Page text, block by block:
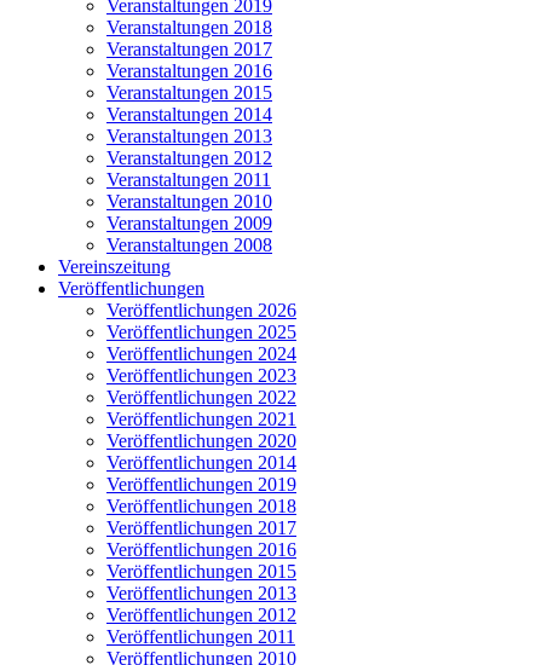
Veranstaltungen 2019
Veranstaltungen 2018
Veranstaltungen 2017
Veranstaltungen 2016
Veranstaltungen 2015
Veranstaltungen 2014
Veranstaltungen 2013
Veranstaltungen 2012
Veranstaltungen 2011
Veranstaltungen 2010
Veranstaltungen 2009
Veranstaltungen 2008
Vereinszeitung
Veröffentlichungen
Veröffentlichungen 2026
Veröffentlichungen 2025
Veröffentlichungen 2024
Veröffentlichungen 2023
Veröffentlichungen 2022
Veröffentlichungen 2021
Veröffentlichungen 2020
Veröffentlichungen 2014
Veröffentlichungen 2019
Veröffentlichungen 2018
Veröffentlichungen 2017
Veröffentlichungen 2016
Veröffentlichungen 2015
Veröffentlichungen 2013
Veröffentlichungen 2012
Veröffentlichungen 2011
Veröffentlichungen 2010